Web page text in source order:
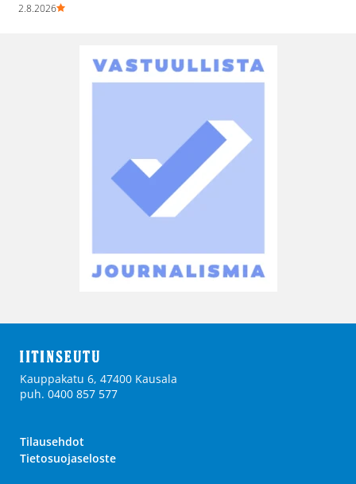
2.8.2026
Kauppakatu 6, 47400 Kausala
puh. 0400 857 577
Tilausehdot
Tietosuojaseloste